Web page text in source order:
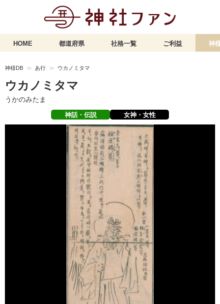
HOME 都道府県 社格一覧 ご利益 神
神様DB あ行 ウカノミタマ
ウカノミタマ
うかのみたま
神話・伝説 女神・女性